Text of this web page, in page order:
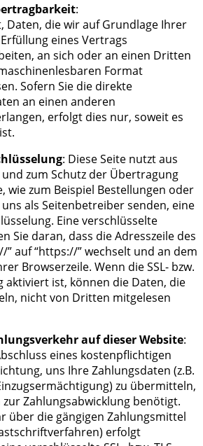
:
Daten, die wir auf Grundlage Ihrer
eines Vertrags
an sich oder an einen Dritten
Format
Sofern Sie die direkte
an einen anderen
erfolgt dies nur, soweit es
: Diese Seite nutzt aus
zum Schutz der Übertragung
wie zum Beispiel Bestellungen oder
als Seitenbetreiber senden, eine
Eine verschlüsselte
Sie daran, dass die Adresszeile des
” auf “https://” wechselt und an dem
Browserzeile. Wenn die SSL- bzw.
aktiviert ist, können die Daten, die
nicht von Dritten mitgelesen
auf dieser Website:
eines kostenpflichtigen
uns Ihre Zahlungsdaten (z.B.
zu übermitteln,
Zahlungsabwicklung benötigt.
über die gängigen Zahlungsmittel
erfolgt